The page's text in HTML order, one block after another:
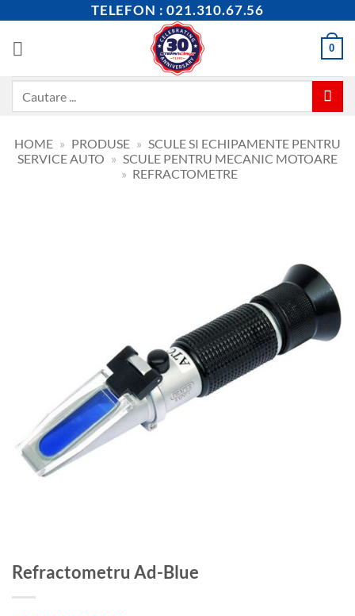
content
TELEFON : 021.310.67.56
0
HOME » PRODUSE » SCULE SI ECHIPAMENTE PENTRU
SERVICE AUTO » SCULE PENTRU MECANIC MOTOARE
» REFRACTOMETRE
Refractometru Ad-Blue